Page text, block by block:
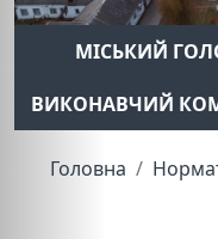
МІСЬКИЙ
ВИКОНАВЧИЙ
Головна